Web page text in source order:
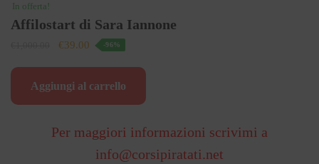
In offerta!
Affilostart di Sara Iannone
Il
era:
€39.00
è:
-96%
Aggiungi al carrello
Per maggiori informazioni scrivimi a
info@corsipiratati.net